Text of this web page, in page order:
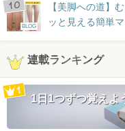
BLOG
【美脚への道】
ッと見える簡単
連載ランキング
1日1つずつ覚えよ